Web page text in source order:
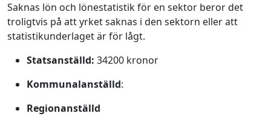
Saknas lön och lönestatistik för en sektor beror det
troligtvis på att yrket saknas i den sektorn eller att
statistikunderlaget är för lågt.
Statsanställd: 34200 kronor
Kommunalanställd:
Regionanställd